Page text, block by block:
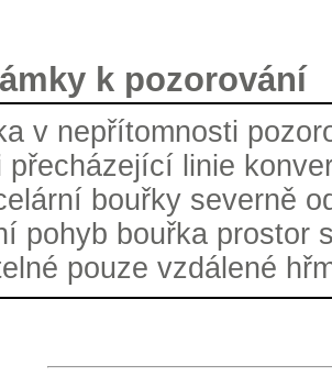
k pozorování
v nepřítomnosti
přecházející linie
bouřky severně
pohyb bouřka prostor
pouze vzdálené